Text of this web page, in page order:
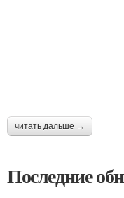
читать дальше →
Последние